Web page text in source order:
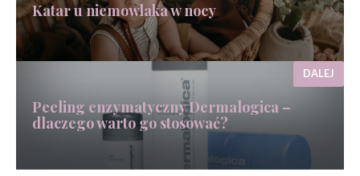
Katar u niemowlaka w nocy
Peeling enzymatyczny Dermalogica –
dlaczego warto go stosować?
DALEJ